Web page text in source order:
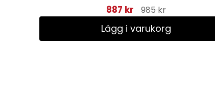
887 kr 985 kr
Lägg i varukorg